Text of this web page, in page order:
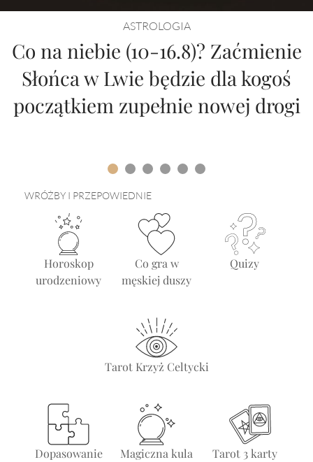
ASTROLOGIA
Co na niebie (10-16.8)? Zaćmienie
Słońca w Lwie będzie dla kogoś
początkiem zupełnie nowej drogi
WRÓŻBY I PRZEPOWIEDNIE
Horoskop
urodzeniowy
Co gra w
męskiej duszy
Quizy
Tarot Krzyż Celtycki
Dopasowanie
Magiczna kula Tarot 3 karty